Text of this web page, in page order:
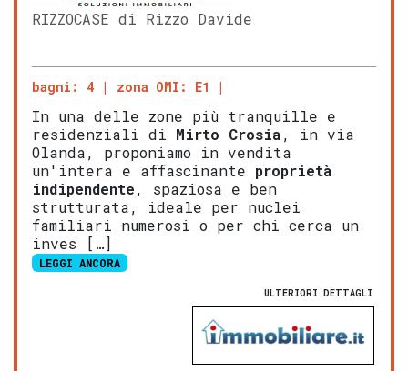
RIZZOCASE di Rizzo Davide
bagni: 4 zona OMI: E1
In una delle zone più tranquille e
residenziali di Mirto Crosia, in via
Olanda, proponiamo in vendita
un'intera e affascinante proprietà
indipendente, spaziosa e ben
strutturata, ideale per nuclei
familiari numerosi o per chi cerca un
inves […]
LEGGI ANCORA
ULTERIORI DETTAGLI